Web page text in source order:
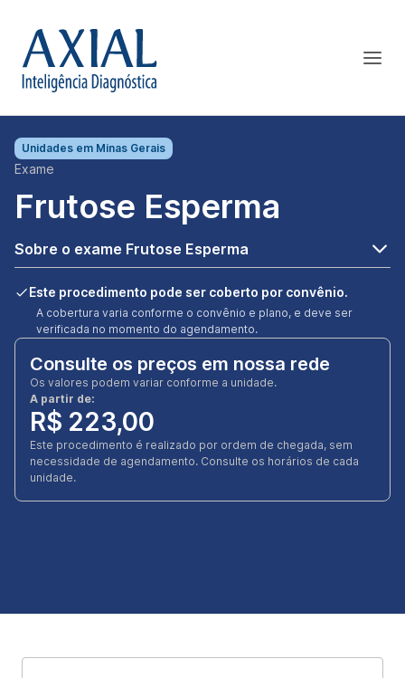
Unidades em Minas Gerais
Exame
Frutose Esperma
Sobre o exame Frutose Esperma
Este procedimento pode ser coberto por convênio.
A cobertura varia conforme o convênio e plano, e deve ser
verificada no momento do agendamento.
Consulte os preços em nossa rede
Os valores podem variar conforme a unidade.
A partir de:
R$ 223,00
Este procedimento é realizado por ordem de chegada, sem
necessidade de agendamento. Consulte os horários de cada
unidade.